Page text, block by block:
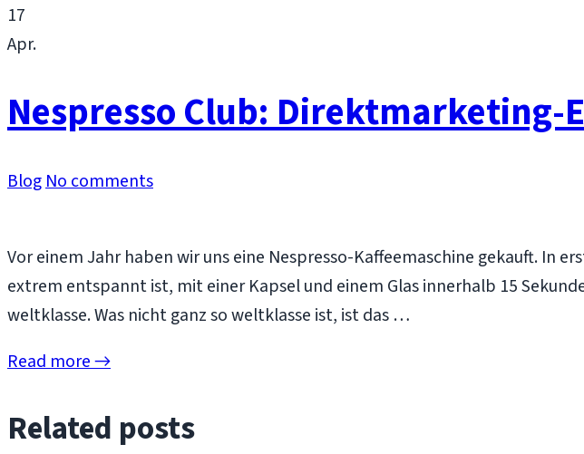
17
Apr.
Nespresso Club: Direktmarketing-
BlogNo comments
Vor einem Jahr haben wir uns eine Nespresso-Kaffeemaschine gekauft. In
extrem entspannt ist, mit einer Kapsel und einem Glas innerhalb 15
weltklasse. Was nicht ganz so weltklasse ist, ist das …
Read more →
Related posts